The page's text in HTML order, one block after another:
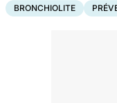
BRONCHIOLITE